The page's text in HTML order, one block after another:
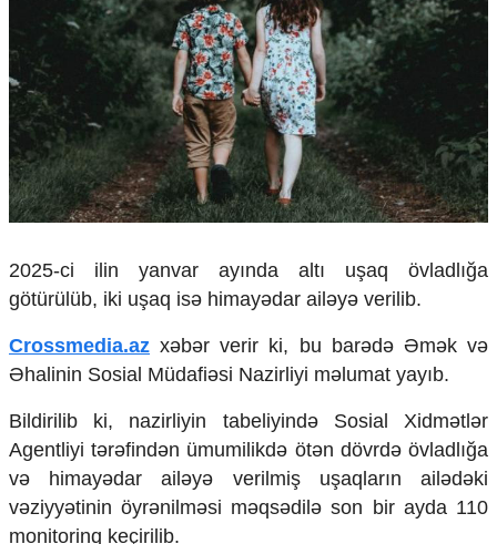
Afrika
Çarpaz baxış
Təhlil
Siyasi
Geosiyasi
İqtisadi
Sosioloji
Multimedia
Foto
İnfoqrafika
Podcast
Humanitar
Elm və təhsil
Mədəniyyət
Diaspor
Yüksəliş hekayəsi
2025-ci ilin yanvar ayında altı uşaq övladlığa
götürülüb, iki uşaq isə himayədar ailəyə verilib.
Crossmedia.az xəbər verir ki, bu barədə Əmək və
Əhalinin Sosial Müdafiəsi Nazirliyi məlumat yayıb.
Bildirilib ki, nazirliyin tabeliyində Sosial Xidmətlər
Agentliyi tərəfindən ümumilikdə ötən dövrdə övladlığa
və himayədar ailəyə verilmiş uşaqların ailədəki
vəziyyətinin öyrənilməsi məqsədilə son bir ayda 110
monitorinq keçirilib.